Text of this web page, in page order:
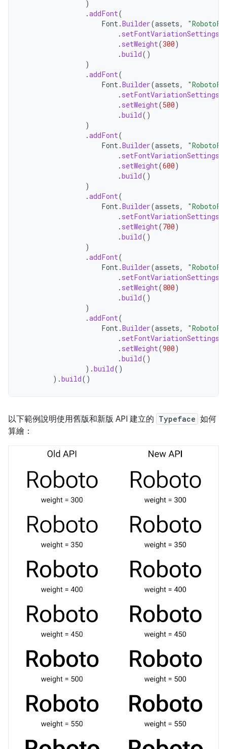
)
.addFont(
Font.Builder(assets,
. setFontVariationSettings
. setWeight(300)
.build()
)
.addFont(
Font.Builder(assets,
. setFontVariationSettings
. setWeight(500)
.build()
)
.addFont(
Font.Builder(assets,
. setFontVariationSettings
. setWeight(600)
.build()
)
.addFont(
Font.Builder(assets,
. setFontVariationSettings
. setWeight(700)
.build()
)
.addFont(
Font.Builder(assets,
. setFontVariationSettings
. setWeight(800)
.build()
)
.addFont(
Font.Builder(assets,
. setFontVariationSettings
. setWeight(900)
.build()
).build()
).build()
以下範例說明使用舊版和新版 API 建立的 Typeface 如何
算繪：